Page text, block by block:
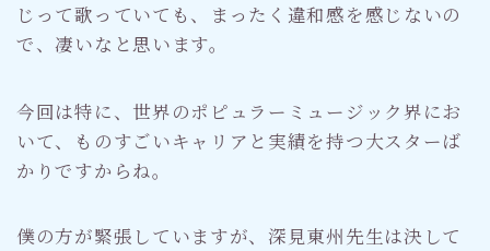
じって歌っていても、まったく違和感を感じないの
で、凄いなと思います。
今回は特に、世界のポピュラーミュージック界にお
いて、ものすごいキャリアと実績を持つ大スターば
かりですからね。
僕の方が緊張していますが、深見東州先生は決して